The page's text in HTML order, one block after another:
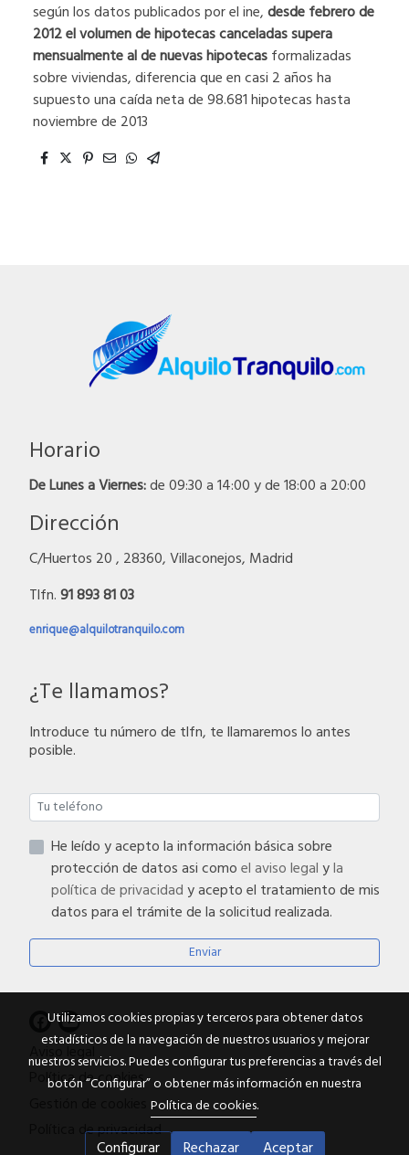
según los datos publicados por el ine,desde febrero de
2012 el volumen de hipotecas canceladas supera
mensualmente al de nuevas hipotecasformalizadas
sobre viviendas, diferencia que en casi 2 años ha
supuesto una caída neta de 98.681 hipotecas hasta
noviembre de 2013
Horario
De Lunes a Viernes:de 09:30 a 14:00 y de 18:00 a 20:00
Dirección
C/Huertos 20 , 28360, Villaconejos, Madrid
Tlfn.91 893 81 03
enrique@alquilotranquilo.com
¿Te llamamos?
Introduce tu número de tlfn, te llamaremos lo antes
posible.
He leído y acepto la información básica sobre
protección de datos asi comoel aviso legalyla
política de privacidady acepto el tratamiento de mis
datos para el trámite de la solicitud realizada.
Enviar
Aviso legal
Política de cookies
Política de privacidad
Utilizamos cookies propias y terceros para obtener datos
estadísticos de la navegación de nuestros usuarios y mejorar
nuestros servicios. Puedes configurar tus preferencias a través del
botón “Configurar” o obtener más información en nuestra
Política de cookies.
Configurar Rechazar Aceptar